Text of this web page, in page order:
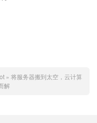
» 将服务器搬到太空，云计算
解